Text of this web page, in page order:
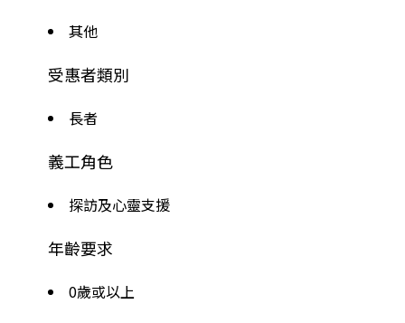
其他
受惠者類別
長者
義工角色
探訪及心靈支援
年齡要求
0歲或以上